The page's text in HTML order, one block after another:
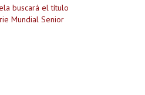
buscará el título
Mundial Senior